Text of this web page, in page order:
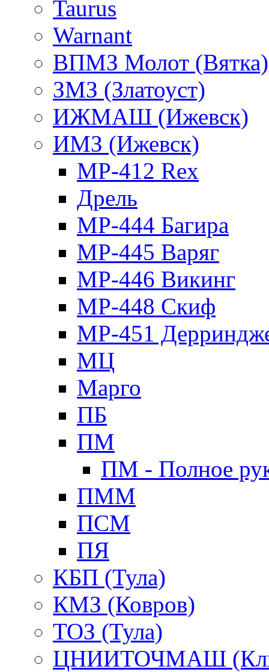
Taurus
Warnant
ВПМЗ Молот (Вятка)
ЗМЗ (Златоуст)
ИЖМАШ (Ижевск)
ИМЗ (Ижевск)
MP-412 Rex
Дрель
МР-444 Багира
МР-445 Варяг
МР-446 Викинг
МР-448 Скиф
МР-451
МЦ
Марго
ПБ
ПМ
ПМ - Полное
ПММ
ПСМ
ПЯ
КБП (Тула)
КМЗ (Ковров)
ТОЗ (Тула)
ЦНИИТОЧМАШ